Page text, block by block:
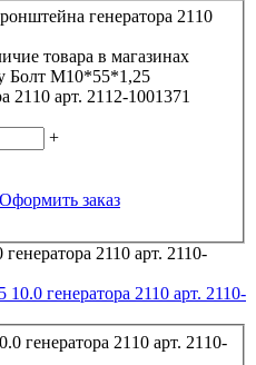
товара в магазинах
Болт М10*55*1,25
кронштейна генератора 2110 арт. 2112-1001371
+
Оформить заказ
генератора 2110 арт. 2110-